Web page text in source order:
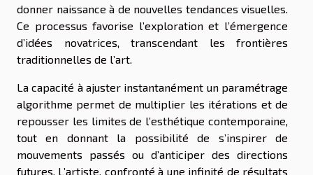
donner naissance à de nouvelles tendances visuelles.
Ce processus favorise l’exploration et l’émergence
d’idées novatrices, transcendant les frontières
traditionnelles de l’art.
La capacité à ajuster instantanément un paramétrage
algorithme permet de multiplier les itérations et de
repousser les limites de l’esthétique contemporaine,
tout en donnant la possibilité de s’inspirer de
mouvements passés ou d’anticiper des directions
futures. L’artiste, confronté à une infinité de résultats